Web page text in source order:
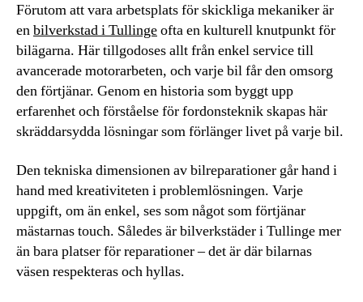
Förutom att vara arbetsplats för skickliga mekaniker är
enbilverkstad i Tullingeofta en kulturell knutpunkt för
bilägarna. Här tillgodoses allt från enkel service till
avancerade motorarbeten, och varje bil får den omsorg
den förtjänar. Genom en historia som byggt upp
erfarenhet och förståelse för fordonsteknik skapas här
skräddarsydda lösningar som förlänger livet på varje bil.
Den tekniska dimensionen av bilreparationer går hand i
hand med kreativiteten i problemlösningen. Varje
uppgift, om än enkel, ses som något som förtjänar
mästarnas touch. Således är bilverkstäder i Tullinge mer
än bara platser för reparationer – det är där bilarnas
väsen respekteras och hyllas.